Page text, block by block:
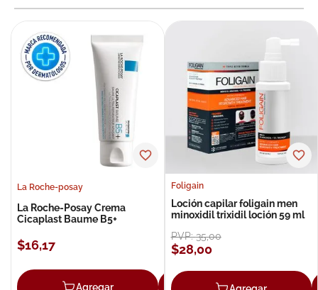
La Roche-posay
La Roche-Posay Crema
Cicaplast Baume B5+
$16,17
Agregar Agregar
Foligain
Loción capilar foligain men
minoxidil trixidil loción 59 ml
PVP:35,00
$28,00